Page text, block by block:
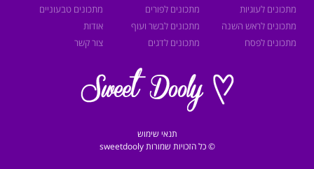
מתכונים לעוגיות
מתכונים לראש השנה
מתכונים לפסח
מתכונים לפורים
מתכונים לבשר ועוף
מתכונים לדגים
מתכונים טבעוניים
אודות
צור קשר
תנאי שימוש
© כל הזכויות שמורות sweetdooly